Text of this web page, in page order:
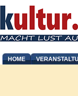
HOME